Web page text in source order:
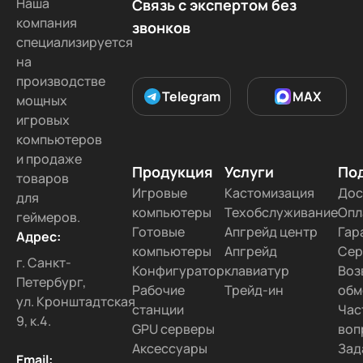
компания
специализируется
на
производстве
мощных
игровых
компьютеров
и продаже
товаров
для
геймеров.
Адрес:
г. Санкт-
Петербург,
ул. Кронштадтская
9, к.4.
Связь с экспертом без
звонков
Telegram MAX
Продукция
Игровые
компьютеры
Готовые
компьютеры
Конфигуратор
Рабочие
станции
GPU серверы
Аксессуары
Услуги
Кастомизация
Техобслуживание
Апгрейд центр
Апгрейд
клавиатур
Трейд-ин